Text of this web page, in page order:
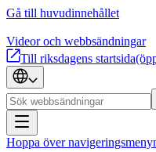
Gå till huvudinnehållet
Videor och webbsändningar
Till riksdagens startsida
Hoppa över